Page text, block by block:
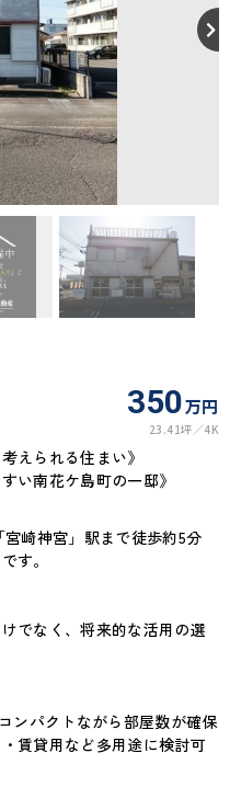
350万円
23.41坪 4K
えられる住まい》
い南花ケ島町の一邸》
崎神宮」駅まで徒歩約5分
す。
でなく、将来的な活用の選
ンパクトながら部屋数が確保
賃貸用など多用途に検討可